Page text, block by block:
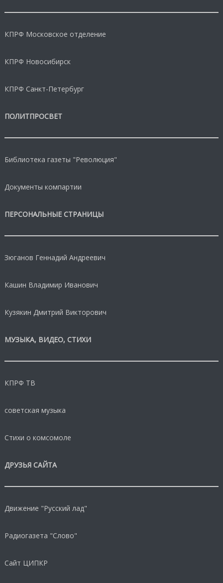
КПРФ Московское отделение
КПРФ Новосибирск
КПРФ Санкт-Петербург
ПОЛИТПРОСВЕТ
Библиотека газеты "Революция"
Документы компартии
ПЕРСОНАЛЬНЫЕ СТРАНИЦЫ
Зюганов Геннадий Андреевич
Кашин Владимир Иванович
Кузякин Дмитрий Викторович
МУЗЫКА, ВИДЕО, СТИХИ
КПРФ ТВ
советская музыка
Стихи о комсомоле
ДРУЗЬЯ САЙТА
Движение "Русский лад"
Радиогазета "Слово"
Сайт ЦИПКР